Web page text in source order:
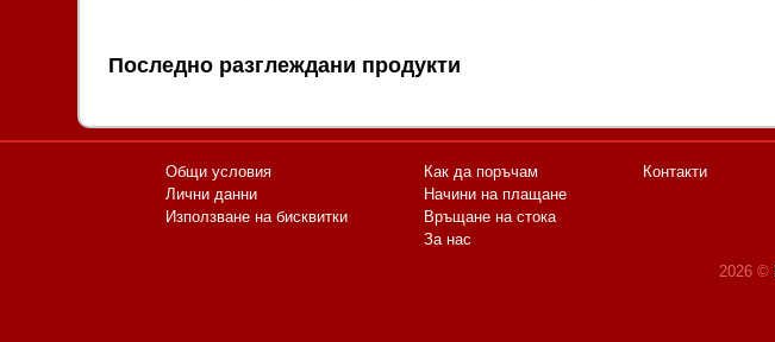
Последно разглеждани продукти
Общи условия
Лични данни
Използване на бисквитки
Как да поръчам
Начини на плащане
Връщане на стока
За нас
Контакти
2026 ©